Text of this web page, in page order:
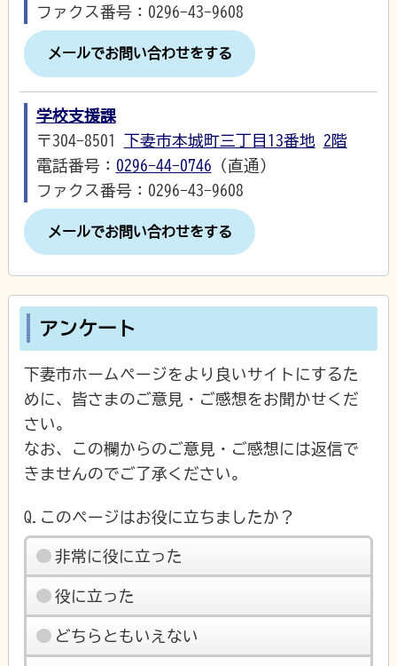
ファクス番号：0296-43-9608
メールでお問い合わせをする
学校支援課
〒304-8501 下妻市本城町三丁目13番地 2階
電話番号： 0296-44-0746 （直通）
ファクス番号：0296-43-9608
メールでお問い合わせをする
アンケート
下妻市ホームページをより良いサイトにするた
めに、皆さまのご意見・ご感想をお聞かせくだ
さい。
なお、この欄からのご意見・ご感想には返信で
きませんのでご了承ください。
Q.このページはお役に立ちましたか？
非常に役に立った
役に立った
どちらともいえない